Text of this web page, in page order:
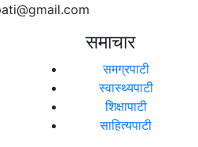
समाचार
समग्रपाटी
स्वास्थ्यपाटी
शिक्षापाटी
साहित्यपाटी